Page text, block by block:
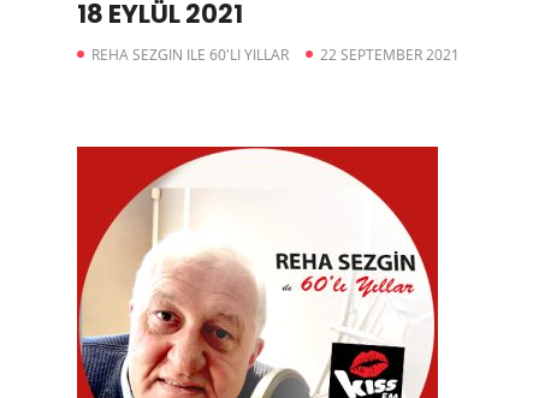
18 EYLÜL 2021
REHA SEZGIN ILE 60'LI YILLAR 22 SEPTEMBER 2021